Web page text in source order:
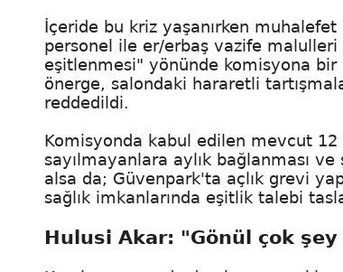
İçeride bu kriz yaşanırken
personel ile er/erbaş vazife malulleri
eşitlenmesi" yönünde komisyona
önerge, salondaki hararetli
reddedildi.
Komisyonda kabul edilen mevcut
sayılmayanlara aylık bağlanması
alsa da; Güvenpark'ta açlık grevi
sağlık imkanlarında eşitlik talebi
Hulusi Akar: "Gönül çok